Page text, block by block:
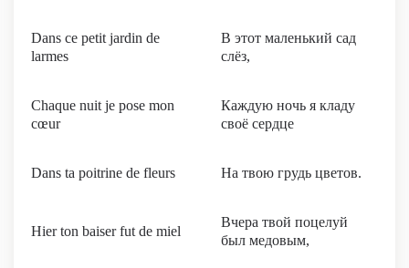
Dans ce petit jardin de
larmes
В этот маленький сад
слёз,
Chaque nuit je pose mon
cœur
Каждую ночь я кладу
своё сердце
Dans ta poitrine de fleurs На твою грудь цветов.
Hier ton baiser fut de miel
Вчера твой поцелуй
был медовым,